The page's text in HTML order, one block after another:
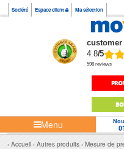
Société Espace client Ma sélection
customer
4.8/5
598 reviews
Menu
Accueil Autres produits Mesure de